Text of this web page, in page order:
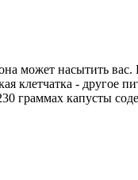
может насытить
клетчатка - другое
граммах капусты